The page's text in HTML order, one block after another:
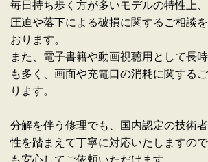
毎日持ち歩く方が多いモデルの特性上
圧迫や落下による破損に関するご相談
おります。
また、電子書籍や動画視聴用として長
も多く、画面や充電口の消耗に関する
ります。
分解を伴う修理でも、国内認定の技術
性を踏まえて丁寧に対応いたしますの